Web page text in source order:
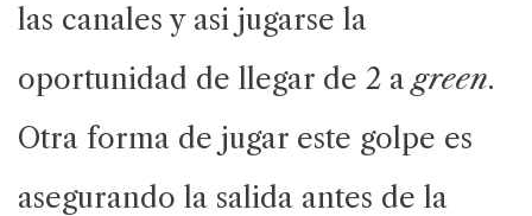
las canales y asi jugarse la
oportunidad de llegar de 2 agreen.
Otra forma de jugar este golpe es
asegurando la salida antes de la